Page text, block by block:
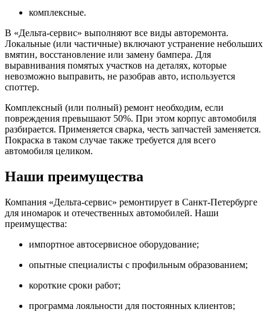
комплексные.
В «Дельта-сервис» выполняют все виды авторемонта.
Локальные (или частичные) включают устранение небольших
вмятин, восстановление или замену бампера. Для
выравнивания помятых участков на деталях, которые
невозможно выправить, не разобрав авто, используется
споттер.
Комплексный (или полный) ремонт необходим, если
повреждения превышают 50%. При этом корпус автомобиля
разбирается. Применяется сварка, честь запчастей заменяется.
Покраска в таком случае также требуется для всего
автомобиля целиком.
Наши преимущества
Компания «Дельта-сервис» ремонтирует в Санкт-Петербурге
для иномарок и отечественных автомобилей. Наши
преимущества:
импортное автосервисное оборудование;
опытные специалисты с профильным образованием;
короткие сроки работ;
программа лояльности для постоянных клиентов;